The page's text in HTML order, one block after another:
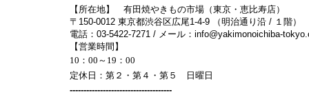
【所在地】 有田焼やきもの市場（東京・恵比寿店）
〒150-0012 東京都渋谷区広尾1-4-9 （明治通り沿 / １階）
電話：03-5422-7271 / メール：info@yakimonoichiba-
【営業時間】
10：00～19：00
定休日：第２・第４・第５ 日曜日
-------------------------------------